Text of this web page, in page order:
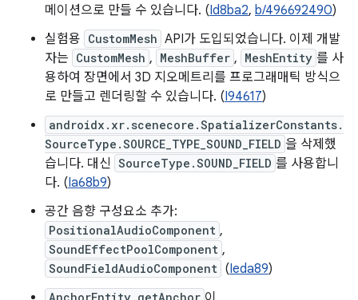
메이션으로 만들 수 있습니다. (Id8ba2, b/496692490)
실험용 CustomMesh API가 도입되었습니다. 이제 개발
자는 CustomMesh , MeshBuffer , MeshEntity 를 사
용하여 장면에서 3D 지오메트리를 프로그래매틱 방식으
로 만들고 렌더링할 수 있습니다. (I94617)
androidx.xr.scenecore.SpatializerConstants.
SourceType.SOURCE_TYPE_SOUND_FIELD 을 삭제했
습니다. 대신 SourceType.SOUND_FIELD 를 사용합니
다. (Ia68b9)
공간 음향 구성요소 추가:
PositionalAudioComponent ,
SoundEffectPoolComponent ,
SoundFieldAudioComponent (Ieda89)